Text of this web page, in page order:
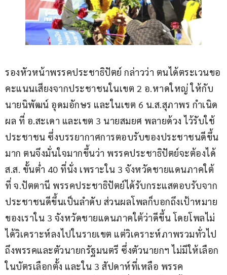
รองหัวหน้าพรรคประชาธิปัตย์ กล่าวว่า ตนได้ตระเวนขอ
คะแนนเสียงจากประชาชนในเขต 2 อ.หาดใหญ่ ให้กับ
นายนิพัฒน์ อุดมอักษร และในเขต 6 น.ส.สุภาพร กำเนิด
ผล ที่ อ.สะเดา และเขต 3 นายสมยศ พลายด้วง ไว้รับใช้
ประชาชน ซึ่งบรรยากาศการตอบรับของประชาชนดีขึ้น
มาก ตนจึงมั่นใจมากขึ้นว่า พรรคประชาธิปัตย์จะต้องได้
ส.ส. ขั้นต่ำ 40 ที่นั่ง เพราะใน 3 จังหวัดชายแดนภาคใต้
ที่ จ.ปัตตานี พรรคประชาธิปัตย์ได้รับกระแสตอบรับจาก
ประชาชนดีขึ้นเป็นลำดับ ส่วนผลโพลก็บอกถึงเป้าหมาย
ของเราใน 3 จังหวัดชายแดนภาคใต้ว่าดีขึ้น โดยโพลไม่
ได้วิเคราะห์ลงไปในรายเขต แต่วิเคราะห์ภาพรวมทั่วไป
ถึงพรรคและตัวนายกรัฐมนตรี ซึ่งตัวนายกฯ ไม่มีให้เลือก
ในบัตรเลือกตั้ง และใน 3 สัปดาห์ที่เหลือ พรรค